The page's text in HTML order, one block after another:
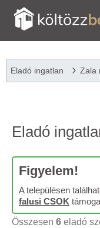
Eladó ingatlan Zala
Eladó
Figyelem!
A településen
falusi CSOK
Összesen 6 eladó